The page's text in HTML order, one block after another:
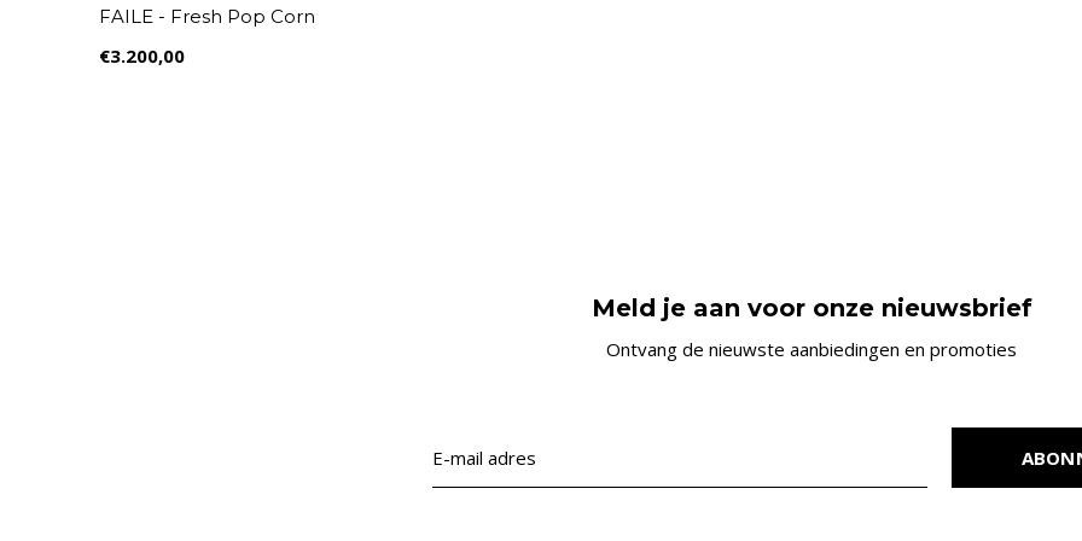
FAILE - Fresh Pop Corn
€3.200,00
Meld je aan voor onze nieuwsbrief
Ontvang de nieuwste aanbiedingen en promoties